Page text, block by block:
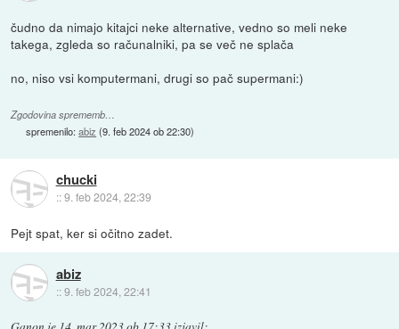
čudno da nimajo kitajci neke alternative, vedno so meli neke
takega, zgleda so računalniki, pa se več ne splača
no, niso vsi komputermani, drugi so pač supermani:)
Zgodovina sprememb…
spremenilo:abiz (9. feb 2024 ob 22:30)
chucki
::9. feb 2024, 22:39
Pejt spat, ker si očitno zadet.
abiz
::9. feb 2024, 22:41